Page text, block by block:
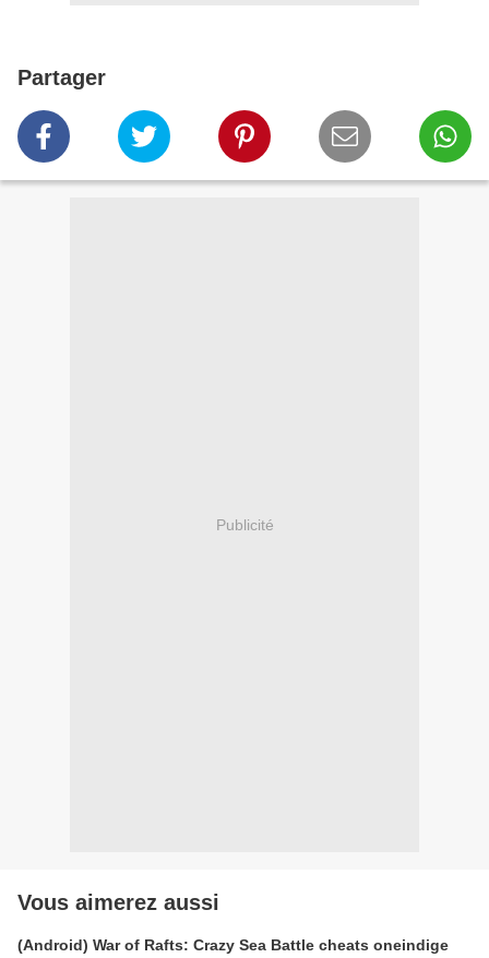
Partager
Publicité
Vous aimerez aussi
(Android) War of Rafts: Crazy Sea Battle cheats oneindige